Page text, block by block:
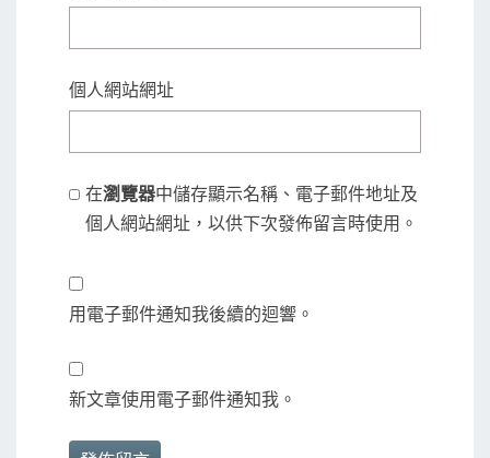
個人網站網址
在瀏覽器中儲存顯示名稱、電子郵件地址及
個人網站網址，以供下次發佈留言時使用。
用電子郵件通知我後續的迴響。
新文章使用電子郵件通知我。